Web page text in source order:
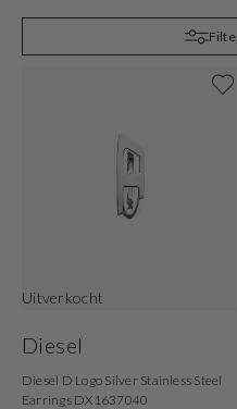
Uitverkocht
Diesel
Diesel D Logo Silver Stainless Steel
Earrings DX1637040